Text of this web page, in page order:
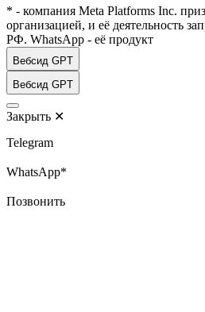
* - компания Meta Platforms Inc.
организацией, и её деятельность
РФ. WhatsApp - её продукт
Вебсид GPT
Вебсид GPT
Закрыть ✕
Telegram
WhatsApp*
Позвонить